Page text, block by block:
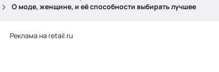
О моде, женщине, и её способности выбирать лучшее
Реклама на retail.ru